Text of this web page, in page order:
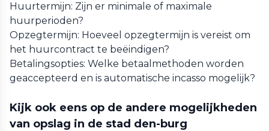
Huurtermijn: Zijn er minimale of maximale
huurperioden?
Opzegtermijn: Hoeveel opzegtermijn is vereist om
het huurcontract te beëindigen?
Betalingsopties: Welke betaalmethoden worden
geaccepteerd en is automatische incasso mogelijk?
Kijk ook eens op de andere mogelijkheden
van opslag in de stad den-burg